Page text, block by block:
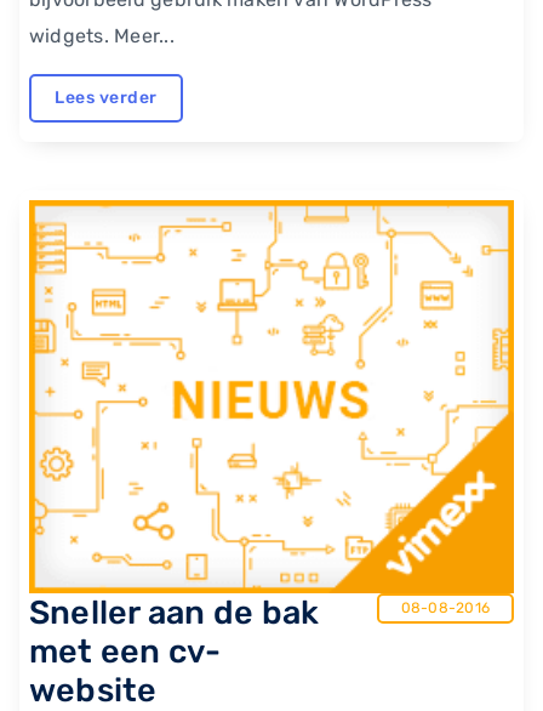
widgets. Meer...
Lees verder
Sneller aan de bak
met een cv-
website
08-08-2016